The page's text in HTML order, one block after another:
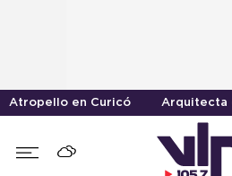
Atropello en Curicó Arquitecta